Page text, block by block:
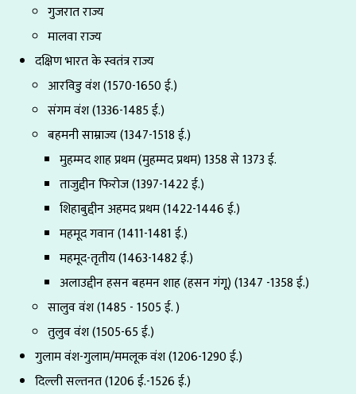
गुजरात राज्य
मालवा राज्य
दक्षिण भारत के स्वतंत्र राज्य
आरविडु वंश (1570-1650 ई.)
संगम वंश (1336-1485 ई.)
बहमनी साम्राज्य (1347-1518 ई.)
मुहम्मद शाह प्रथम (मुहम्मद प्रथम) 1358 से 1373 ई.
ताजुद्दीन फिरोज (1397-1422 ई.)
शिहाबुद्दीन अहमद प्रथम (1422-1446 ई.)
महमूद गवान (1411-1481 ई.)
महमूद-तृतीय (1463-1482 ई.)
अलाउद्दीन हसन बहमन शाह (हसन गंगू) (1347 -1358 ई.)
सालुव वंश (1485 - 1505 ई. )
तुलुव वंश (1505-65 ई.)
गुलाम वंश-गुलाम/ममलूक वंश (1206-1290 ई.)
दिल्ली सल्तनत (1206 ई.-1526 ई.)